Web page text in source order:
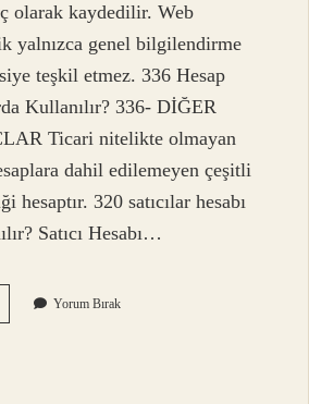
olarak kaydedilir. Web
yalnızca genel bilgilendirme
teşkil etmez. 336 Hesap
Kullanılır? 336- DİĞER
Ticari nitelikte olmayan
dahil edilemeyen çeşitli
hesaptır. 320 satıcılar hesabı
Satıcı Hesabı…
Yorum Bırak